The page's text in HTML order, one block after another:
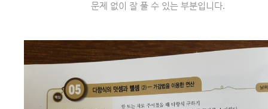
문제 없이 잘 풀 수 있는 부분입니다.